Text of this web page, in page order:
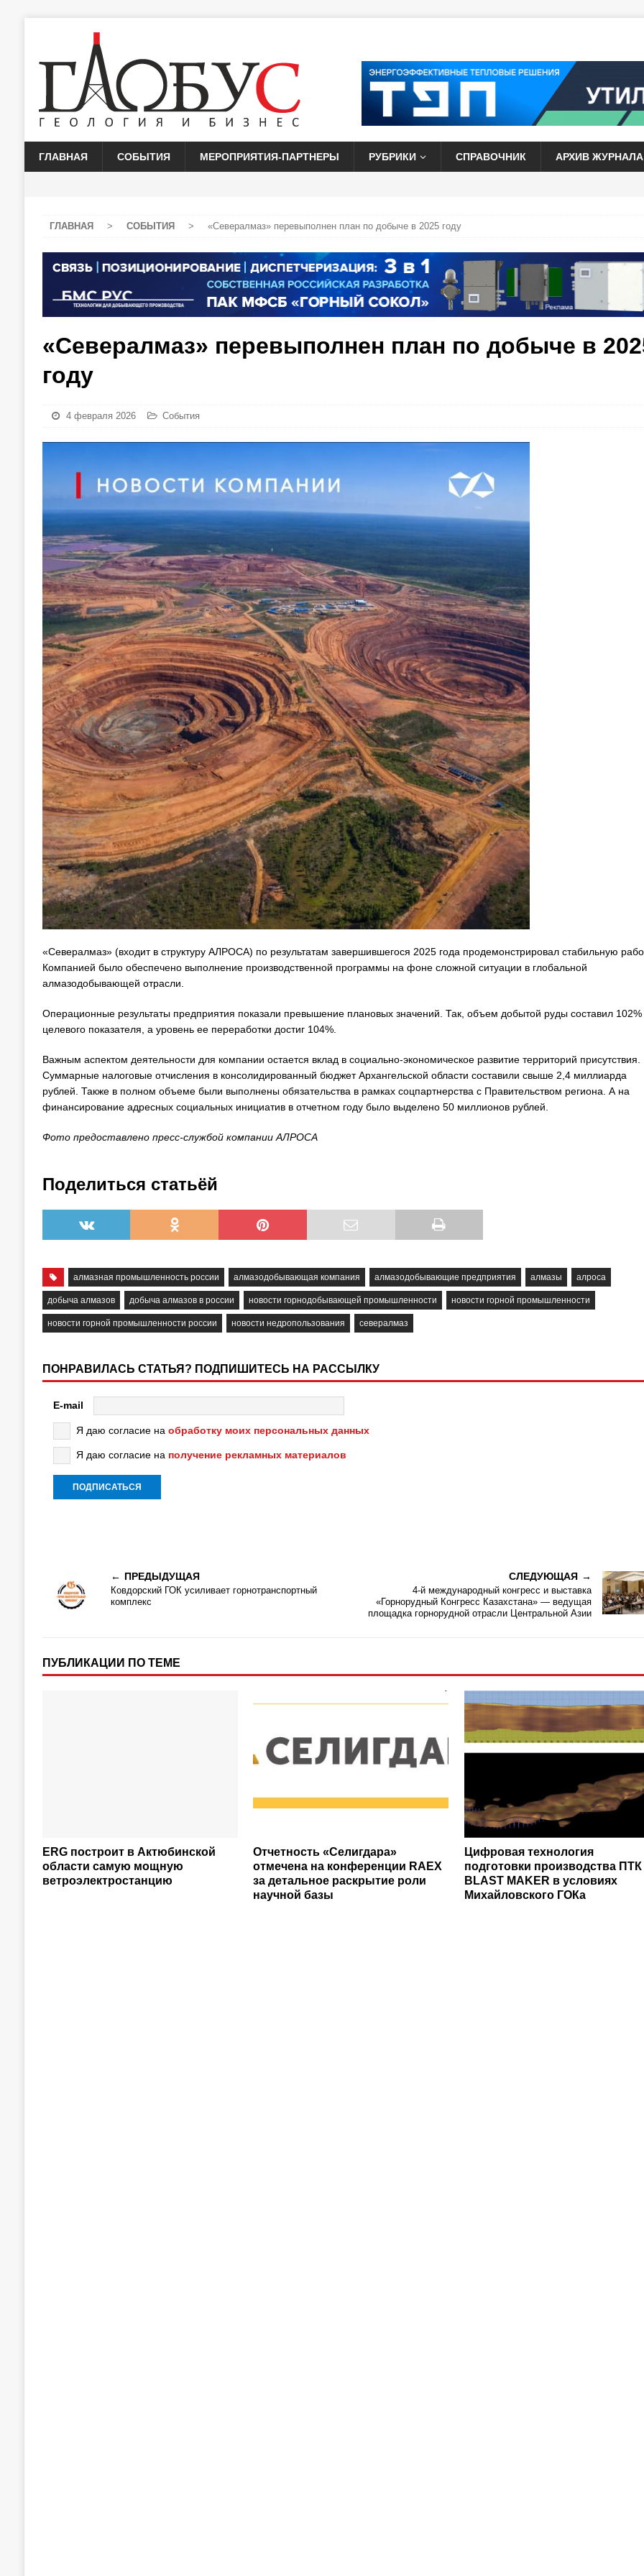
ГЛАВНАЯ СОБЫТИЯ МЕРОПРИЯТИЯ-ПАРТНЕРЫ РУБРИКИ СПРАВОЧНИК АРХИВ ЖУРНАЛА
ГЛАВНАЯ > СОБЫТИЯ > «Севералмаз» перевыполнен план по добыче в 2025 году
«Севералмаз» перевыполнен план по добыче в
году
4 февраля 2026 События
«Севералмаз» (входит в структуру АЛРОСА) по результатам завершившегося 2025 года продемонстрировал стабильную
Компанией было обеспечено выполнение производственной программы на фоне сложной ситуации в глобальной
алмазодобывающей отрасли.
Операционные результаты предприятия показали превышение плановых значений. Так, объем добытой руды составил 102%
целевого показателя, а уровень ее переработки достиг 104%.
Важным аспектом деятельности для компании остается вклад в социально-экономическое развитие территорий присутствия.
Суммарные налоговые отчисления в консолидированный бюджет Архангельской области составили свыше 2,4 миллиарда
рублей. Также в полном объеме были выполнены обязательства в рамках соцпартнерства с Правительством региона. А на
финансирование адресных социальных инициатив в отчетном году было выделено 50 миллионов рублей.
Фото предоставлено пресс-службой компании АЛРОСА
Поделиться статьёй
алмазная промышленность россии алмазодобывающая компания алмазодобывающие предприятия алмазы алроса
добыча алмазов добыча алмазов в россии новости горнодобывающей промышленности новости горной промышленности
новости горной промышленности россии новости недропользования севералмаз
ПОНРАВИЛАСЬ СТАТЬЯ? ПОДПИШИТЕСЬ НА РАССЫЛКУ
E-mail
Я даю согласие на обработку моих персональных данных
Я даю согласие на получение рекламных материалов
ПРЕДЫДУЩАЯ
Ковдорский ГОК усиливает горнотранспортный
комплекс
СЛЕДУЮЩАЯ
4-й международный конгресс и выставка
«Горнорудный Конгресс Казахстана» — ведущая
площадка горнорудной отрасли Центральной Азии
ПУБЛИКАЦИИ ПО ТЕМЕ
ERG построит в Актюбинской
области самую мощную
ветроэлектростанцию
Отчетность «Селигдара»
отмечена на конференции RAEX
за детальное раскрытие роли
научной базы
Цифровая технология
подготовки производства ПТК
BLAST MAKER в условиях
Михайловского ГОКа